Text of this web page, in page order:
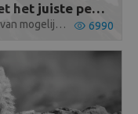
Maak je foto’s spannender met het juiste perspectief
Het juiste perspectief kiezen biedt tal van mogelijkheden. Wij maken je wegwijs. 6990